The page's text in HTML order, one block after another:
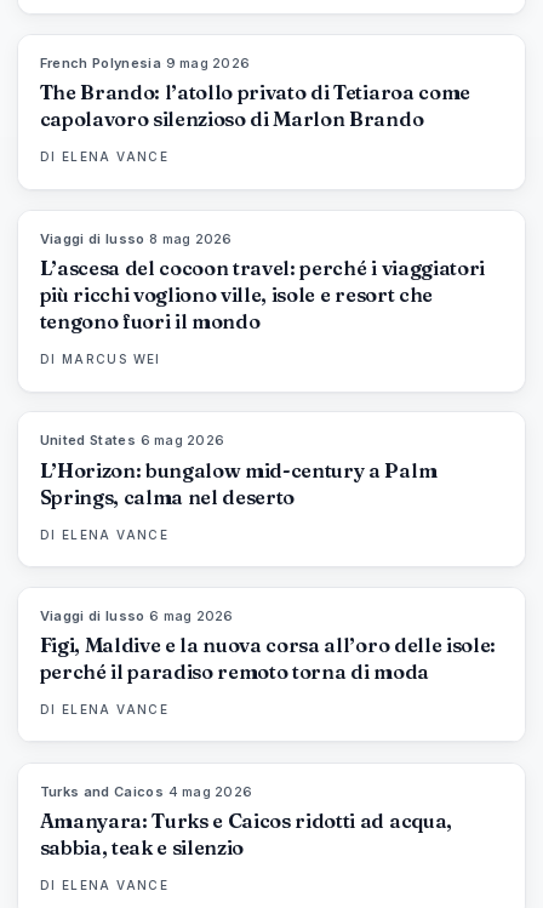
French Polynesia 9 mag 2026
The Brando: l’atollo privato di Tetiaroa come
capolavoro silenzioso di Marlon Brando
DI ELENA VANCE
Viaggi di lusso ·8 mag 2026
L’ascesa del cocoon travel: perché i viaggiatori
più ricchi vogliono ville, isole e resort che
tengono fuori il mondo
DI MARCUS WEI
United States 6 mag 2026
L’Horizon: bungalow mid-century a Palm
Springs, calma nel deserto
DI ELENA VANCE
Viaggi di lusso ·6 mag 2026
Figi, Maldive e la nuova corsa all’oro delle isole:
perché il paradiso remoto torna di moda
DI ELENA VANCE
Turks and Caicos 4 mag 2026
Amanyara: Turks e Caicos ridotti ad acqua,
sabbia, teak e silenzio
DI ELENA VANCE